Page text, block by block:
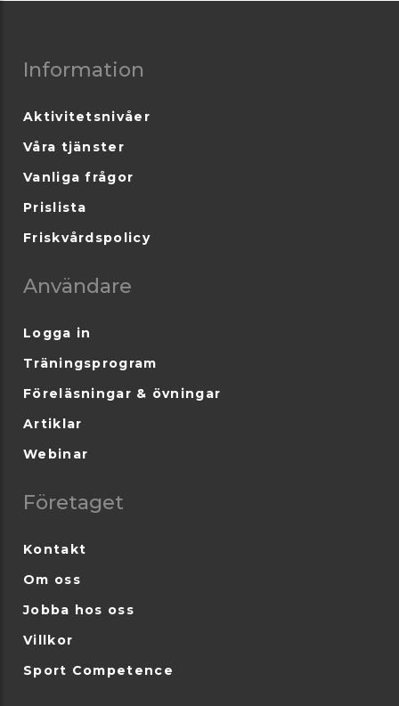
Information
Aktivitetsnivåer
Våra tjänster
Vanliga frågor
Prislista
Friskvårdspolicy
Användare
Logga in
Träningsprogram
Föreläsningar & övningar
Artiklar
Webinar
Företaget
Kontakt
Om oss
Jobba hos oss
Villkor
Sport Competence